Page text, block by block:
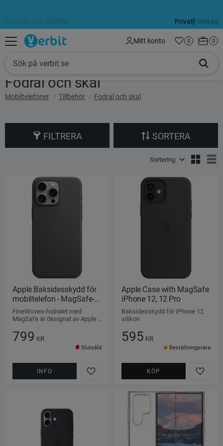
Meny
Fri frakt över 3000kr
Alltid 60 dagars öppet köp PrivatFöretag
Mitt konto Favoriter
Antal
0 0
Fodral och skal
Mobiltelefoner Tillbehör Fodral och skal
FILTRERA SORTERA
Apple Baksidesskydd för
mobiltelefon - MagSafe-
kompatibilitet Svart
FineWoven-fodralet med
MagSafe är designat av Apple
799 KR
Lägg till i favoriter
Slutsåld
INFO
Apple Case with MagSafe
iPhone 12, 12 Pro
Baksidesskydd för iPhone 12
silikon
595 KR
Lägg
Beställningsvara
KÖP